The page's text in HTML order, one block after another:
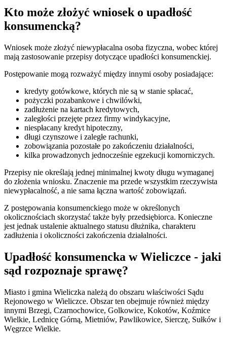
Kto może złożyć wniosek o upadłość
konsumencką?
Wniosek może złożyć niewypłacalna osoba fizyczna, wobec której
mają zastosowanie przepisy dotyczące upadłości konsumenckiej.
Postępowanie mogą rozważyć między innymi osoby posiadające:
kredyty gotówkowe, których nie są w stanie spłacać,
pożyczki pozabankowe i chwilówki,
zadłużenie na kartach kredytowych,
zaległości przejęte przez firmy windykacyjne,
niespłacany kredyt hipoteczny,
długi czynszowe i zaległe rachunki,
zobowiązania pozostałe po zakończeniu działalności,
kilka prowadzonych jednocześnie egzekucji komorniczych.
Przepisy nie określają jednej minimalnej kwoty długu wymaganej
do złożenia wniosku. Znaczenie ma przede wszystkim rzeczywista
niewypłacalność, a nie sama łączna wartość zobowiązań.
Z postępowania konsumenckiego może w określonych
okolicznościach skorzystać także były przedsiębiorca. Konieczne
jest jednak ustalenie aktualnego statusu dłużnika, charakteru
zadłużenia i okoliczności zakończenia działalności.
Upadłość konsumencka w Wieliczce - jaki
sąd rozpoznaje sprawę?
Miasto i gmina Wieliczka należą do obszaru właściwości Sądu
Rejonowego w Wieliczce. Obszar ten obejmuje również między
innymi Brzegi, Czarnochowice, Golkowice, Kokotów, Koźmice
Wielkie, Lednicę Górną, Mietniów, Pawlikowice, Sierczę, Sułków i
Węgrzce Wielkie.